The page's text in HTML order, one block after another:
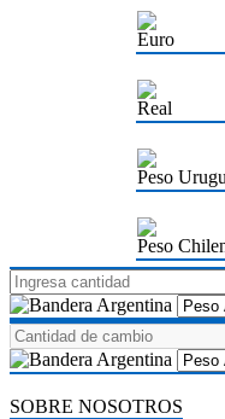
Euro
Real
Peso
Peso
SOBRE NOSOTROS